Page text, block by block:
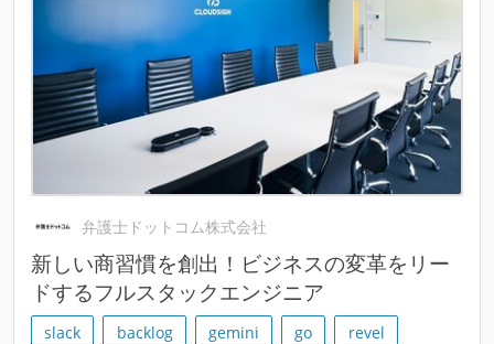
弁護士ドットコム株式会社
新しい商習慣を創出！ビジネスの変革をリー
ドするフルスタックエンジニア
slack backlog gemini go
revel